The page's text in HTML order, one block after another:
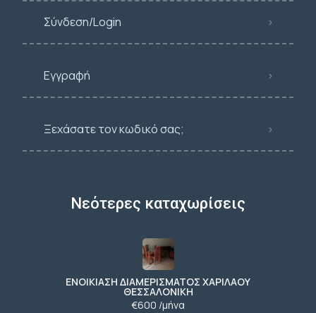
Σύνδεση/Login
Εγγραφή
Ξεχάσατε τον κωδικό σας;
Νεότερες καταχωρίσεις
ΕΝΟΙΚΙΑΣΗ ΔΙΑΜΕΡΙΣΜΑΤΟΣ ΧΑΡΙΛΑΟΥ
ΘΕΣΣΑΛΟΝΙΚΗ
€600 /μήνα